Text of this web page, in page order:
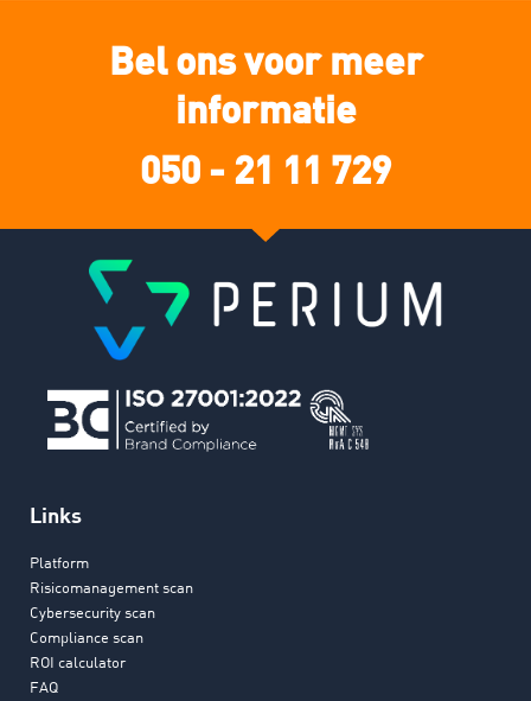
Bel ons voor meer
informatie
050 - 21 11 729
Links
Platform
Risicomanagement scan
Cybersecurity scan
Compliance scan
ROI calculator
FAQ